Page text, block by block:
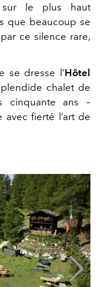
sur le plus haut
que beaucoup se
ce silence rare,
se dresse l’Hôtel
chalet de
ans –
fierté l’art de